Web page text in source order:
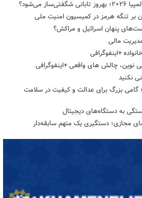
می‌شود؟
بر تنگه هرمز در کمیسیون امنیت ملی
پنهان اسرائیل و مراکش؟
مالی
+اینفوگرافی
نوین، چالش های واقعی +اینفوگرافی
نکنید
گامی بزرگ برای عدالت و کیفیت در سلامت
به دستگاه‌های دیجیتال
مجازی؛ دستگیری یک متهم سابقه‌دار